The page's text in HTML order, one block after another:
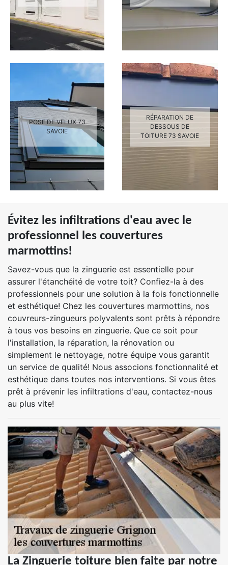
POSE DE VELUX 73
SAVOIE
RÉPARATION DE
DESSOUS DE
TOITURE 73 SAVOIE
Évitez les infiltrations d'eau avec le
professionnel les couvertures
marmottins!
Savez-vous que la zinguerie est essentielle pour
assurer l'étanchéité de votre toit? Confiez-la à des
professionnels pour une solution à la fois fonctionnelle
et esthétique! Chez les couvertures marmottins, nos
couvreurs-zingueurs polyvalents sont prêts à répondre
à tous vos besoins en zinguerie. Que ce soit pour
l'installation, la réparation, la rénovation ou
simplement le nettoyage, notre équipe vous garantit
un service de qualité! Nous associons fonctionnalité et
esthétique dans toutes nos interventions. Si vous êtes
prêt à prévenir les infiltrations d'eau, contactez-nous
au plus vite!
La Zinguerie toiture bien faite par notre